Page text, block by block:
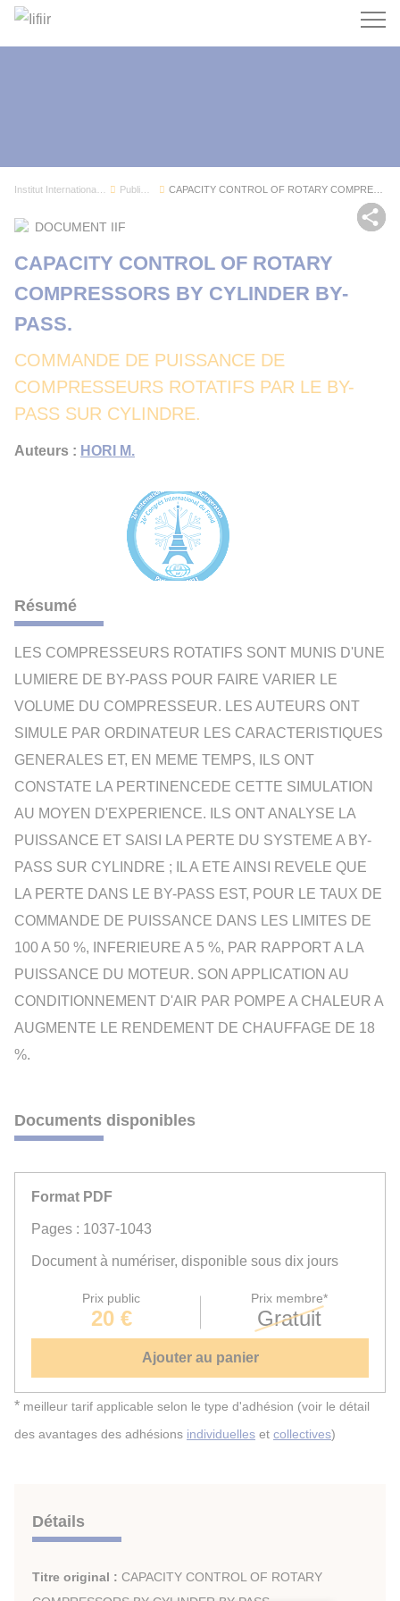
CAPACITY CONTROL OF ROTARY COMPRESSORS BY CYLIN...
DOCUMENT IIF
COMMANDE DE PUISSANCE DE
COMPRESSEURS ROTATIFS PAR LE BY-
PASS SUR CYLINDRE.
CAPACITY CONTROL OF ROTARY
COMPRESSORS BY CYLINDER BY-
PASS.
Auteurs : HORI M.
Résumé
LES COMPRESSEURS ROTATIFS SONT MUNIS D'UNE
LUMIERE DE BY-PASS POUR FAIRE VARIER LE
VOLUME DU COMPRESSEUR. LES AUTEURS ONT
SIMULE PAR ORDINATEUR LES CARACTERISTIQUES
GENERALES ET, EN MEME TEMPS, ILS ONT
CONSTATE LA PERTINENCEDE CETTE SIMULATION
AU MOYEN D'EXPERIENCE. ILS ONT ANALYSE LA
PUISSANCE ET SAISI LA PERTE DU SYSTEME A BY-
PASS SUR CYLINDRE ; IL A ETE AINSI REVELE QUE
LA PERTE DANS LE BY-PASS EST, POUR LE TAUX DE
COMMANDE DE PUISSANCE DANS LES LIMITES DE
100 A 50 %, INFERIEURE A 5 %, PAR RAPPORT A LA
PUISSANCE DU MOTEUR. SON APPLICATION AU
CONDITIONNEMENT D'AIR PAR POMPE A CHALEUR A
AUGMENTE LE RENDEMENT DE CHAUFFAGE DE 18
%.
Documents disponibles
Format PDF
Pages : 1037-1043
Document à numériser, disponible sous dix jours
Prix public
20 €
Prix membre*
Gratuit
Ajouter au panier
* meilleur tarif applicable selon le type d'adhésion (voir le détail
des avantages des adhésions individuelles et collectives)
Détails
Titre original : CAPACITY CONTROL OF ROTARY